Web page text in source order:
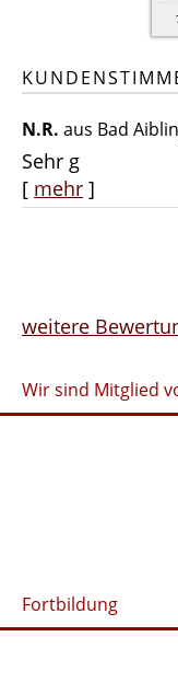
N.R. aus Bad
Sehr g
[ mehr ]
weitere
Wir sind Mitglied
Fortbildung